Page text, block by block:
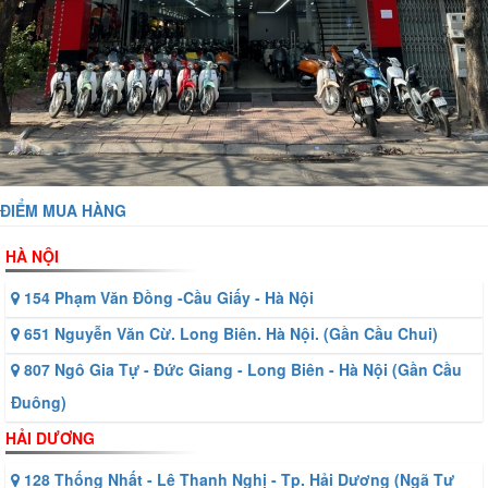
ĐIỂM MUA HÀNG
HÀ NỘI
154 Phạm Văn Đồng -Cầu Giấy - Hà Nội
651 Nguyễn Văn Cừ. Long Biên. Hà Nội. (Gần Cầu Chui)
807 Ngô Gia Tự - Đức Giang - Long Biên - Hà Nội (Gần Cầu
Đuông)
HẢI DƯƠNG
128 Thống Nhất - Lê Thanh Nghị - Tp. Hải Dương (Ngã Tư